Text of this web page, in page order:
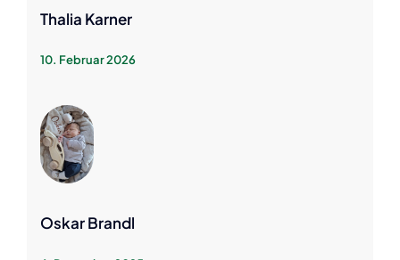
Thalia Karner
10. Februar 2026
Oskar Brandl